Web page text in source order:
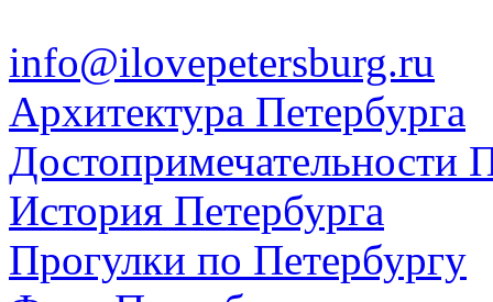
info@ilovepetersburg.ru
Архитектура Петербурга
Достопримечательности
История Петербурга
Прогулки по Петербургу